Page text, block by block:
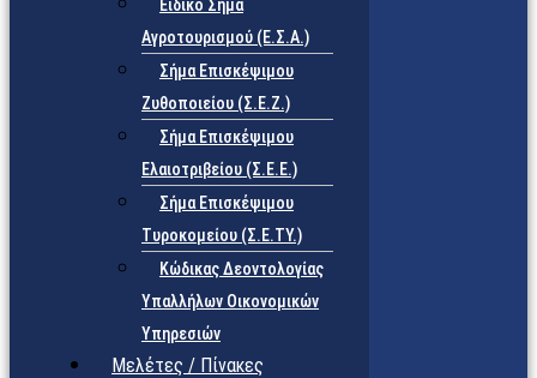
Ειδικό Σήμα
Αγροτουρισμού (Ε.Σ.Α.)
Σήμα Επισκέψιμου
Ζυθοποιείου (Σ.Ε.Ζ.)
Σήμα Επισκέψιμου
Ελαιοτριβείου (Σ.Ε.Ε.)
Σήμα Επισκέψιμου
Τυροκομείου (Σ.Ε.TY.)
Κώδικας Δεοντολογίας
Υπαλλήλων Οικονομικών
Υπηρεσιών
Μελέτες / Πίνακες